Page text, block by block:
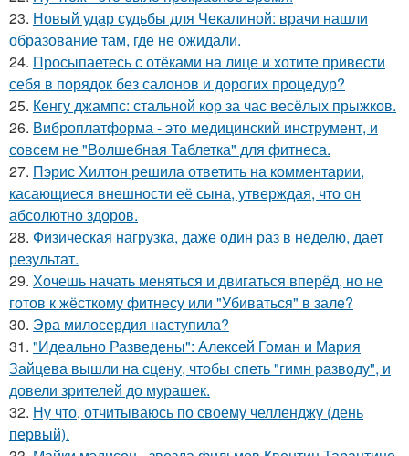
23. Новый удар судьбы для Чекалиной: врачи нашли
образование там, где не ожидали.
24. Просыпаетесь с отёками на лице и хотите привести
себя в порядок без салонов и дорогих процедур?
25. Кенгу джампс: стальной кор за час весёлых прыжков.
26. Виброплатформа - это медицинский инструмент, и
совсем не "Волшебная Таблетка" для фитнеса.
27. Пэрис Хилтон решила ответить на комментарии,
касающиеся внешности её сына, утверждая, что он
абсолютно здоров.
28. Физическая нагрузка, даже один раз в неделю, дает
результат.
29. Хочешь начать меняться и двигаться вперёд, но не
готов к жёсткому фитнесу или "Убиваться" в зале?
30. Эра милосердия наступила?
31. "Идеально Разведены": Алексей Гоман и Мария
Зайцева вышли на сцену, чтобы спеть "гимн разводу", и
довели зрителей до мурашек.
32. Ну что, отчитываюсь по своему челленджу (день
первый).